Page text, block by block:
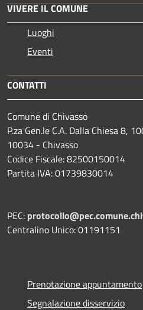
VIVERE IL COMUNE
Luoghi
Eventi
CONTATTI
Comune di Chivasso
P.za Gen.le C.A. Dalla Chiesa 8,
10034 - Chivasso
Codice Fiscale: 82500150014
Partita IVA: 01739830014
PEC:
Centralino Unico: 01191151
Prenotazione appuntamento
Segnalazione disservizio